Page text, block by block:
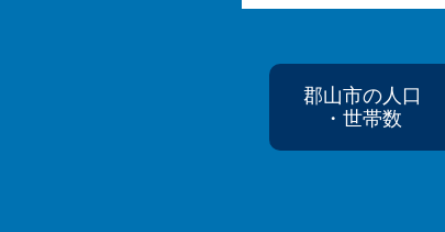
郡山市の人口
・世帯数